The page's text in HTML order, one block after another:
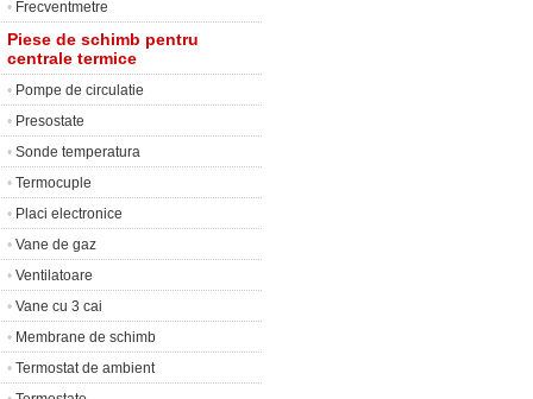
• Frecventmetre
Piese de schimb pentru
centrale termice
• Pompe de circulatie
• Presostate
• Sonde temperatura
• Termocuple
• Placi electronice
• Vane de gaz
• Ventilatoare
• Vane cu 3 cai
• Membrane de schimb
• Termostat de ambient